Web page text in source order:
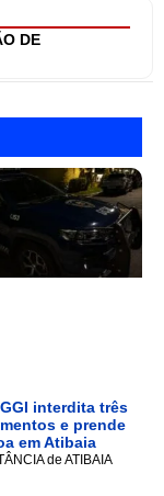
DE
interdita três
e prende
em Atibaia
de ATIBAIA